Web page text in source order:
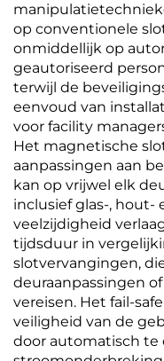
op conventionele
onmiddellijk op
geautoriseerd
terwijl de
eenvoud van
voor facility
Het magnetische
aanpassingen aan
kan op vrijwel elk
inclusief glas-, hout-
veelzijdigheid
tijdsduur in
slotvervangingen,
deuraanpassingen
vereisen. Het fail-
veiligheid van de
door automatisch